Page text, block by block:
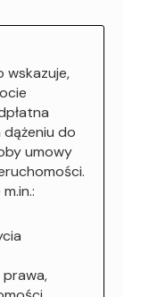
wskazuje,
dążeniu do
umowy
prawa,